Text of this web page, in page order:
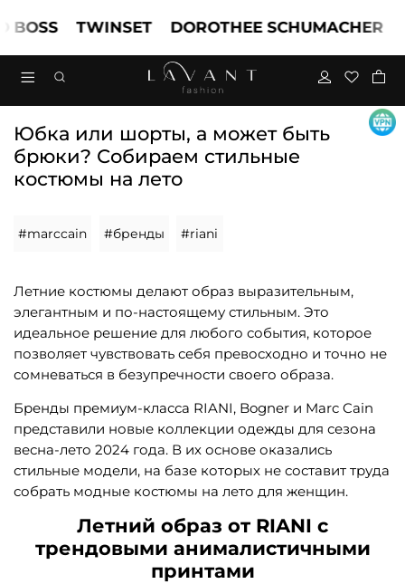
TWINSET DOROTHEE SCHUMACHER
Юбка или шорты, а может быть
брюки? Собираем стильные
костюмы на лето
#marccain #бренды #riani
Летние костюмы делают образ выразительным,
элегантным и по-настоящему стильным. Это
идеальное решение для любого события, которое
позволяет чувствовать себя превосходно и точно не
сомневаться в безупречности своего образа.
Бренды премиум-класса RIANI, Bogner и Marc Cain
представили новые коллекции одежды для сезона
весна-лето 2024 года. В их основе оказались
стильные модели, на базе которых не составит труда
собрать модные костюмы на лето для женщин.
Летний образ от RIANI с
трендовыми анималистичными
принтами